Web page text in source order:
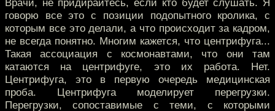
Врачи, не придирайтесь, если кто будет слушать. Я
говорю все это с позиции подопытного кролика, с
которым все это делали, а что происходит за кадром,
не всегда понятно. Многим кажется, что центрифуга...
Такая ассоциация с космонавтами, что они там
катаются на центрифуге, это их работа. Нет.
Центрифуга, это в первую очередь медицинская
проба. Центрифуга моделирует перегрузки.
Перегрузки, сопоставимые с теми, с которыми